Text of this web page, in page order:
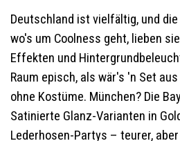
Deutschland ist vielfältig, und
wo's um Coolness geht, lieben
Effekten und
Raum episch, als wär's 'n Set
ohne Kostüme. München? Die
Satinierte Glanz-Varianten in
Lederhosen-Partys – teurer,